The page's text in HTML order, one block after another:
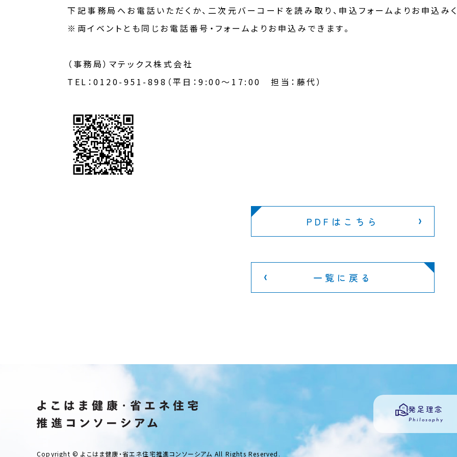
下記事務局へお電話いただくか、二次元バーコードを読み取り、申込フォームよりお申込み
※両イベントとも同じお電話番号・フォームよりお申込みできます。
（事務局）マテックス株式会社
TEL：0120-951-898（平日：9:00～17:00 担当：藤代）
PDFはこちら
一覧に戻る
発足理念
Philosophy
Copyright © よこはま健康・省エネ住宅推進コンソーシアム All Rights Reserved.